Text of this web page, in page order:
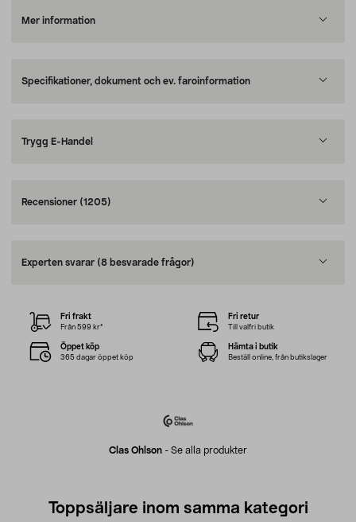
Mer information
Specifikationer, dokument och ev. faroinformation
Trygg E-Handel
Recensioner (1205)
Experten svarar (8 besvarade frågor)
Clas Ohlson - Se alla produkter
Fri frakt
Från 599 kr*
Fri retur
Till valfri butik
Öppet köp
365 dagar öppet köp
Hämta i butik
Beställ online, från butikslager
Toppsäljare inom samma kategori